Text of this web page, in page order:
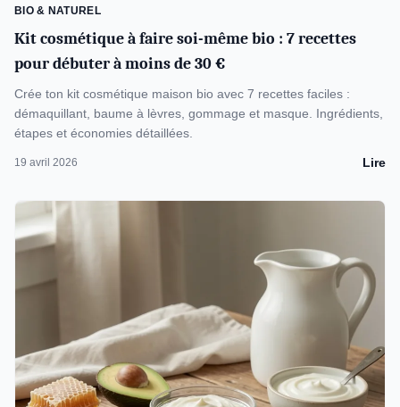
BIO & NATUREL
Kit cosmétique à faire soi-même bio : 7 recettes
pour débuter à moins de 30 €
Crée ton kit cosmétique maison bio avec 7 recettes faciles :
démaquillant, baume à lèvres, gommage et masque. Ingrédients,
étapes et économies détaillées.
19 avril 2026 Lire